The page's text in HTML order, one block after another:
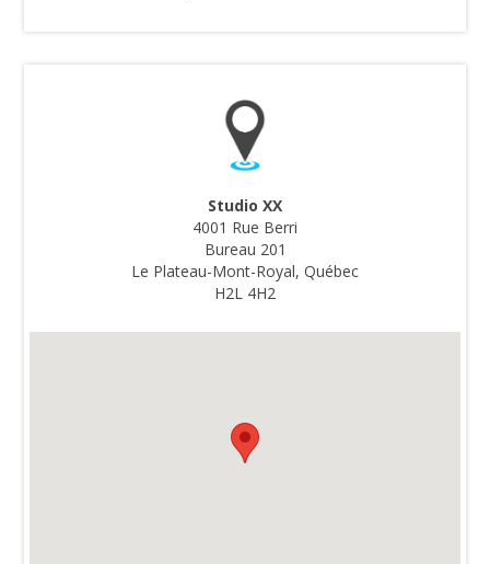
Studio XX
4001 Rue Berri
Bureau 201
Le Plateau-Mont-Royal, Québec
H2L 4H2